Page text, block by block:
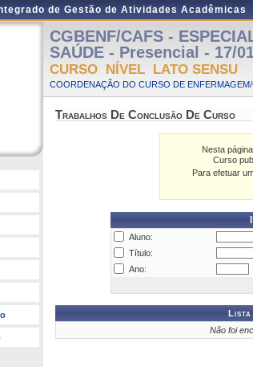
de Gestão de Atividades Acadêmicas
CGBENF/CAFS -
SAÚDE - Presencial - 17/
CURSO NÍVEL LATO SENSU
COORDENAÇÃO DO CURSO DE
Trabalhos De Conclusão De Curso
Nesta
Curso
Para efetuar
Aluno:
Título:
Ano:
Lista
Não foi